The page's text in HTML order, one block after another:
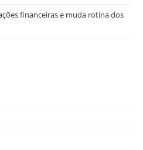
financeiras e muda rotina dos